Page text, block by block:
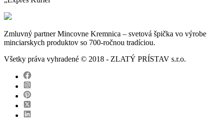
Zmluvný partner Mincovne Kremnica – svetová špička vo výrobe
minciarskych produktov so 700-ročnou tradíciou.
Všetky práva vyhradené © 2018 - ZLATÝ PRÍSTAV s.r.o.